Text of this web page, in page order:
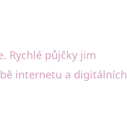
Rychlé půjčky jim
internetu a digitálních